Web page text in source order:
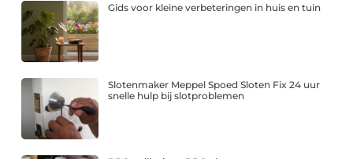
Gids voor kleine verbeteringen in huis en tuin
Slotenmaker Meppel Spoed Sloten Fix 24 uur
snelle hulp bij slotproblemen